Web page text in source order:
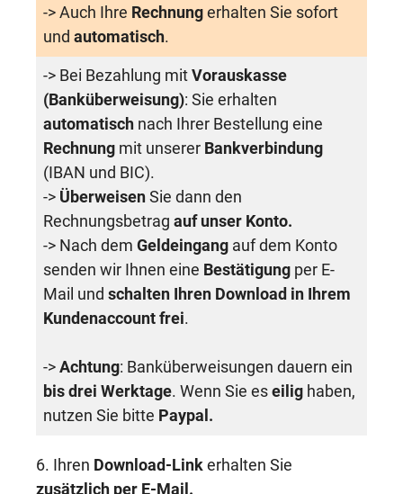
-> Auch Ihre Rechnung erhalten Sie sofort
und automatisch.
-> Bei Bezahlung mit Vorauskasse
(Banküberweisung): Sie erhalten
automatisch nach Ihrer Bestellung eine
Rechnung mit unserer Bankverbindung
(IBAN und BIC).
-> Überweisen Sie dann den
Rechnungsbetrag auf unser Konto.
-> Nach dem Geldeingang auf dem Konto
senden wir Ihnen eine Bestätigung per E-
Mail und schalten Ihren Download in Ihrem
Kundenaccount frei.
-> Achtung: Banküberweisungen dauern ein
bis drei Werktage. Wenn Sie es eilig haben,
nutzen Sie bitte Paypal.
6. Ihren Download-Link erhalten Sie
zusätzlich per E-Mail.